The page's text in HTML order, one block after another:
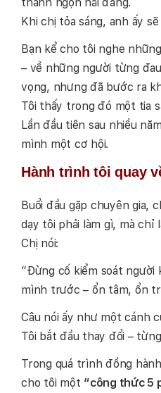
Khi chị tỏa sáng, anh ấy
Bạn kể cho tôi nghe
– về những người từng
vọng, nhưng đã bước ra
Tôi thấy trong đó một tia
Lần đầu tiên sau nhiều
mình một cơ hội.
Hành trình tôi quay
Buổi đầu gặp chuyên gia,
dạy tôi phải làm gì, mà chỉ
Chị nói:
“Đừng cố kiểm soát người
mình trước – ổn tâm, ổn
Câu nói ấy như một cánh
Tôi bắt đầu thay đổi –
Trong quá trình đồng
cho tôi một “công thức 5